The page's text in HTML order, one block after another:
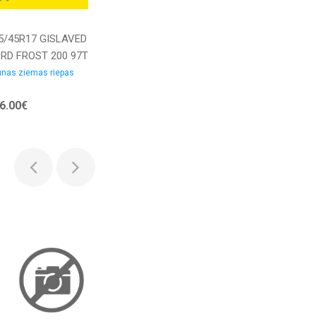
45R17 GISLAVED
FROST 200 97T
Studded
ziemas riepas